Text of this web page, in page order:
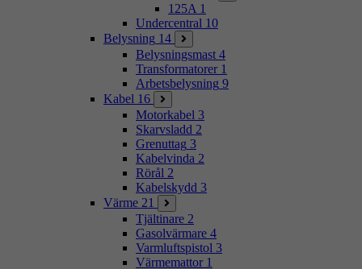
125A 1
Undercentral 10
Belysning 14
Belysningsmast 4
Transformatorer 1
Arbetsbelysning 9
Kabel 16
Motorkabel 3
Skarvsladd 2
Grenuttag 3
Kabelvinda 2
Rörål 2
Kabelskydd 3
Värme 21
Tjältinare 2
Gasolvärmare 4
Varmluftspistol 3
Värmemattor 1